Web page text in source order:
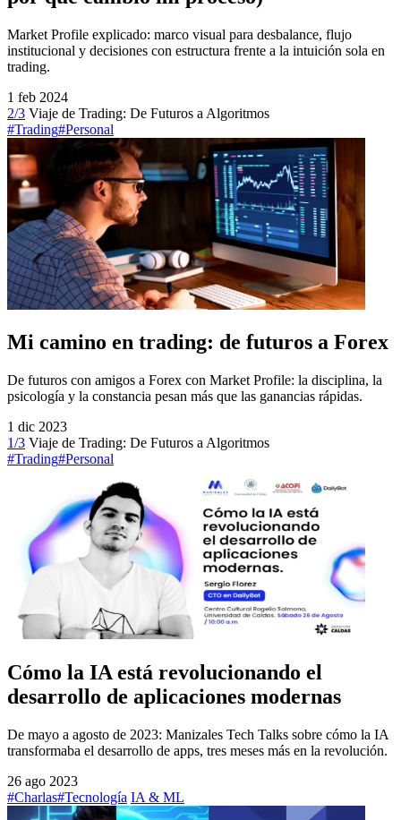
Market Profile explicado: marco visual para desbalance, flujo
institucional y decisiones con estructura frente a la intuición sola en
trading.
1 feb 2024
2/3 Viaje de Trading: De Futuros a Algoritmos
#Trading#Personal
Mi camino en trading: de futuros a Forex
De futuros con amigos a Forex con Market Profile: la disciplina, la
psicología y la constancia pesan más que las ganancias rápidas.
1 dic 2023
1/3 Viaje de Trading: De Futuros a Algoritmos
#Trading#Personal
Cómo la IA está revolucionando el
desarrollo de aplicaciones modernas
De mayo a agosto de 2023: Manizales Tech Talks sobre cómo la IA
transformaba el desarrollo de apps, tres meses más en la revolución.
26 ago 2023
#Charlas#Tecnología IA & ML